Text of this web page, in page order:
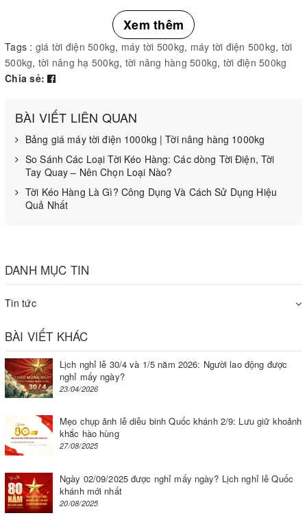
Mục lục
Sản phẩm chính hãng
Bảo hành 12 tháng
Hỗ trợ kỹ thuật trọn đời
Chính sách vận chuyển
Chi tiết tời nâng hạ 500kg
Đa dạng máy tời điện 500kg
Khi nhắc đến tời nâng hạ 500kg, bạn cần phân biệt máy tời
có trọng tải 500kg và tời điện nâng hạ được vật nặng
500kg.
Vì hầu hết máy tời đều được khuyến nghị kéo, nâng hạ vật
nặng tối đa 80% trọng tải công bố. Tức với vật nặng 500kg,
bạn cần máy tời có trọng tải tối thiểu 625kg.
Và cả 2 trọng tải trên, Kim Chí Bảo luôn có sẵn các sản
Xem thêm
Tags : giá tời điện 500kg, máy tời 500kg, máy tời điện 500kg, tời
500kg, tời nâng hạ 500kg, tời nâng hàng 500kg, tời điện 500kg
Chia sẻ:
BÀI VIẾT LIÊN QUAN
Bảng giá máy tời điện 1000kg | Tời nâng hàng 1000kg
So Sánh Các Loại Tời Kéo Hàng: Các dòng Tời Điện, Tời
Tay Quay – Nên Chọn Loại Nào?
Tời Kéo Hàng Là Gì? Công Dụng Và Cách Sử Dụng Hiệu
Quả Nhất
DANH MỤC TIN
Tin tức
BÀI VIẾT KHÁC
Lịch nghỉ lễ 30/4 và 1/5 năm 2026: Người lao động được
nghỉ mấy ngày?
23/04/2026
Mẹo chụp ảnh lễ diễu binh Quốc khánh 2/9: Lưu giữ khoảnh
khắc hào hùng
27/08/2025
Ngày 02/09/2025 được nghỉ mấy ngày? Lịch nghỉ lễ Quốc
khánh mới nhất
20/08/2025